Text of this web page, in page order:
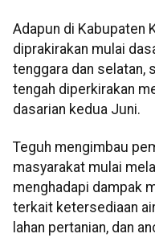
Adapun di Kabupaten
diprakirakan mulai
tenggara dan selatan,
tengah diperkirakan
dasarian kedua Juni.
Teguh mengimbau
masyarakat mulai
menghadapi dampak
terkait ketersediaan
lahan pertanian, dan